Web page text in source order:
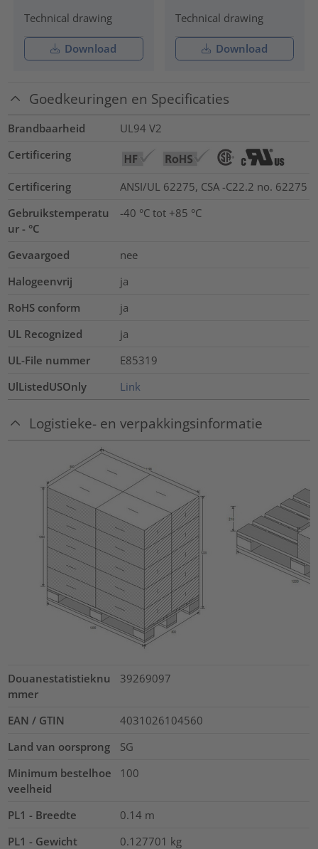
Technical drawing
Download
Technical drawing
Download
Goedkeuringen en Specificaties
Brandbaarheid
UL94 V2
Certificering
Certificering
ANSI/UL 62275, CSA -C22.2 no. 62275
Gebruikstemperatu
ur - °C
-40 °C tot +85 °C
Gevaargoed
nee
Halogeenvrij
ja
RoHS conform
ja
UL Recognized
ja
UL-File nummer
E85319
UlListedUSOnly
Link
Logistieke- en verpakkingsinformatie
Douanestatistieknu
mmer
39269097
EAN / GTIN
4031026104560
Land van oorsprong
SG
Minimum bestelhoe
veelheid
100
PL1 - Breedte 0.14 m
PL1 - Gewicht
0.127701 kg